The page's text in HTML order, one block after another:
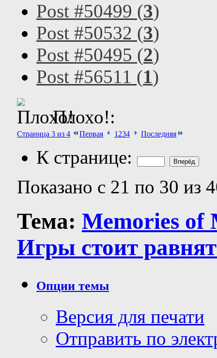
Post #50499 (3)
Post #50532 (3)
Post #50495 (2)
Post #56511 (1)
Плохо!:
Страница 3 из 4 Первая 1 234 Последняя
К странице:
Показано с 21 по 30 из
Тема: Memories of
Игры стоит
Опции темы
Версия для печати
Отправить по